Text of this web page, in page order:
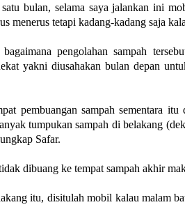
bulan, selama saya jalankan ini
menerus tetapi kadang-kadang saja
pengolahan sampah
yakni diusahakan bulan depan
pembuangan sampah sementara
tumpukan sampah di belakang
Safar.
dibuang ke tempat sampah akhir
itu, disitulah mobil kalau malam